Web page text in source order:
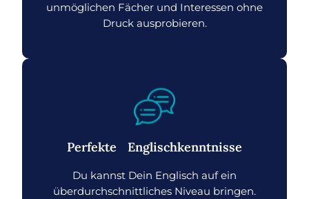
unmöglichen Fächer und Interessen ohne
Druck ausprobieren.
Perfekte Englischkenntnisse
Du kannst Dein Englisch auf ein
überdurchschnittliches Niveau bringen.